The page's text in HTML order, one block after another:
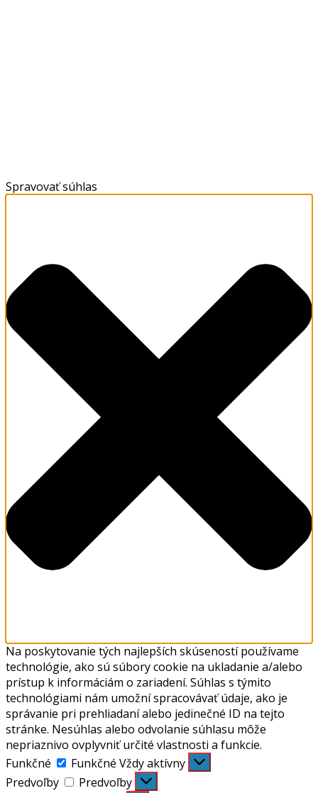
Spravovať súhlas
Na poskytovanie tých najlepších skúseností používame
technológie, ako sú súbory cookie na ukladanie a/alebo
prístup k informáciám o zariadení. Súhlas s týmito
technológiami nám umožní spracovávať údaje, ako je
správanie pri prehliadaní alebo jedinečné ID na tejto
stránke. Nesúhlas alebo odvolanie súhlasu môže
nepriaznivo ovplyvniť určité vlastnosti a funkcie.
Funkčné
Funkčné Vždy aktívny
Predvoľby
Predvoľby